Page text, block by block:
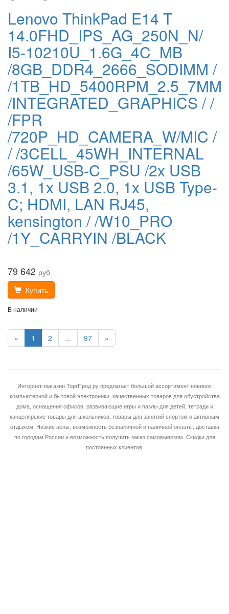
Lenovo ThinkPad E14 T
14.0FHD_IPS_AG_250N_N/
I5-10210U_1.6G_4C_MB
/8GB_DDR4_2666_SODIMM /
/1TB_HD_5400RPM_2.5_7MM
/INTEGRATED_GRAPHICS / /
/FPR
/720P_HD_CAMERA_W/MIC /
/ /3CELL_45WH_INTERNAL
/65W_USB-C_PSU /2x USB
3.1, 1x USB 2.0, 1x USB Type-
C; HDMI, LAN RJ45,
kensington / /W10_PRO
/1Y_CARRYIN /BLACK
79 642 руб
Купить
В наличии
« 1 2 ... 97 »
Интернет-магазин ТоргПрод ру предлагает большой ассортимент новинок
компьютерной и бытовой электроники, качественных товаров для обустройства
дома, оснащения офисов, развивающие игры и пазлы для детей, тетради и
канцелярские товары для школьников, товары для занятий спортом и активным
отдыхом. Низкие цены, возможность безналичной и наличной оплаты, доставка
по городам России и возможность получить заказ самовывозом. Скидки для
постоянных клиентов.